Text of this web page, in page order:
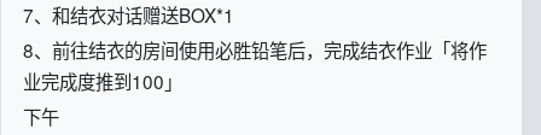
7、和结衣对话赠送BOX*1
8、前往结衣的房间使用必胜铅笔后，完成结衣作业「将作
业完成度推到100」
下午